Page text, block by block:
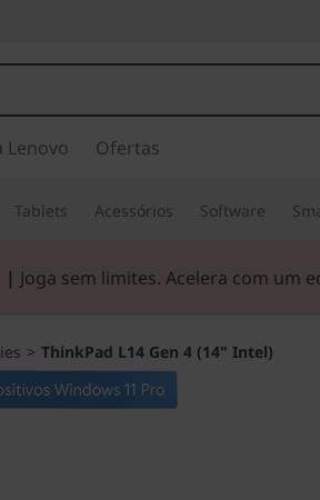
Lenovo Ofertas
Tablets Acessórios Software
| Joga sem limites. Acelera com um
> ThinkPad L14 Gen 4 (14" Intel)